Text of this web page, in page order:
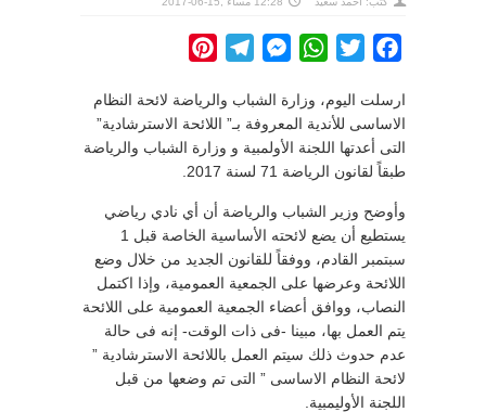
Facebook
Twitter
WhatsApp
Messenger
Telegram
ارسلت اليوم، وزارة الشباب والرياضة لائحة النظام
الاساسى للأندية المعروفة بـ” اللائحة الاسترشادية”
التى أعدتها اللجنة الأولمبية و وزارة الشباب والرياضة
طبقاً لقانون الرياضة 71 لسنة 2017.
وأوضح وزير الشباب والرياضة أن أي نادي رياضي
يستطيع أن يضع لائحته الأساسية الخاصة قبل 1
سبتمبر القادم، ووفقاً للقانون الجديد من خلال وضع
اللائحة وعرضها على الجمعية العمومية، وإذا اكتمل
النصاب، ووافق أعضاء الجمعية العمومية على اللائحة
يتم العمل بها، مبينا -فى ذات الوقت- إنه فى حالة
عدم حدوث ذلك سيتم العمل باللائحة الاسترشادية ”
لائحة النظام الاساسى ” التى تم وضعها من قبل
اللجنة الأوليمبية.